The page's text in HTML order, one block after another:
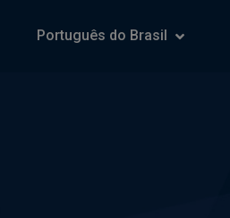
Português do Brasil